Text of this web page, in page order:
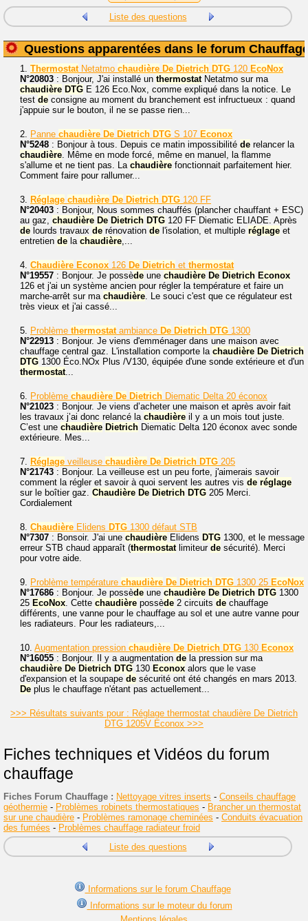
Liste des questions
Questions apparentées dans le forum
1. ThermostatNetatmo chaudière De Dietrich DTG 120 EcoNox
N°20803 : Bonjour, J'ai installé un thermostatNetatmo sur ma
chaudière DTG E 126 Eco.Nox, comme expliqué dans la notice. Le
test de consigne au moment du branchement est infructueux : quand
j'appuie sur le bouton, il ne se passe rien...
2. Panne chaudière De Dietrich DTG S 107 Econox
N°5248 : Bonjour à tous. Depuis ce matin impossibilité de relancer la
chaudière. Même en mode forcé, même en manuel, la flamme
s'allume et ne tient pas. La chaudière fonctionnait parfaitement hier.
Comment faire pour rallumer...
3. Réglage chaudière De Dietrich DTG 120 FF
N°20403 : Bonjour, Nous sommes chauffés (plancher chauffant + ESC)
au gaz, chaudière De Dietrich DTG 120 FF Diematic ELIADE. Après
de lourds travaux de rénovation de l'isolation, et multiple réglage et
entretien de la chaudière,...
4. Chaudière Econox 126 De Dietrich et thermostat
N°19557 : Bonjour. Je possède une chaudière De Dietrich Econox
126 et j'ai un système ancien pour régler la température et faire un
marche-arrêt sur ma chaudière. Le souci c'est que ce régulateur est
très vieux et j'ai cassé...
5. Problème thermostatambiance De Dietrich DTG 1300
N°22913 : Bonjour. Je viens d'emménager dans une maison avec
chauffage central gaz. L'installation comporte la chaudière De Dietrich
DTG 1300 Éco.NOx Plus /V130, équipée d'une sonde extérieure et d'un
thermostat...
6. Problème chaudière De Dietrich Diematic Delta 20 éconox
N°21023 : Bonjour. Je viens d’acheter une maison et après avoir fait
les travaux j’ai donc relancé la chaudière il y a un mois tout juste.
C’est une chaudière Dietrich Diematic Delta 120 éconox avec sonde
extérieure. Mes...
7. Réglage veilleuse chaudière De Dietrich DTG 205
N°21743 : Bonjour. La veilleuse est un peu forte, j'aimerais savoir
comment la régler et savoir à quoi servent les autres vis de réglage
sur le boîtier gaz. Chaudière De Dietrich DTG 205 Merci.
Cordialement
8. Chaudière Elidens DTG 1300 défaut STB
N°7307 : Bonsoir. J'ai une chaudière Elidens DTG 1300, et le message
erreur STB chaud apparaît (thermostatlimiteur de sécurité). Merci
pour votre aide.
9. Problème température chaudière De Dietrich DTG 1300 25 EcoNox
N°17686 : Bonjour. Je possède une chaudière De Dietrich DTG 1300
25 EcoNox. Cette chaudière possède 2 circuits de chauffage
différents, une vanne pour le chauffage au sol et une autre vanne pour
les radiateurs. Pour les radiateurs,...
10. Augmentation pression chaudière De Dietrich DTG 130 Econox
N°16055 : Bonjour. Il y a augmentation de la pression sur ma
chaudière De Dietrich DTG 130 Econox alors que le vase
d'expansion et la soupape de sécurité ont été changés en mars 2013.
De plus le chauffage n'étant pas actuellement...
>>> Résultats suivants pour : Réglage thermostat chaudière De Dietrich
DTG 1205V Econox >>>
Fiches techniques et Vidéos du forum
chauffage
Fiches Forum Chauffage : Nettoyage vitres inserts - Conseils chauffage
géothermie - Problèmes robinets thermostatiques - Brancher un thermostat
sur une chaudière - Problèmes ramonage cheminées - Conduits évacuation
des fumées - Problèmes chauffage radiateur froid
Liste des questions
Informations sur le forum Chauffage
Informations sur le moteur du forum